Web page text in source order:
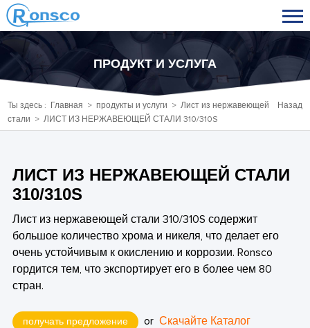
ПРОДУКТ И УСЛУГА
Назад
Ты здесь : Главная > продукты и услуги >Лист из нержавеющей
стали
> ЛИСТ ИЗ НЕРЖАВЕЮЩЕЙ СТАЛИ 310/310S
ЛИСТ ИЗ НЕРЖАВЕЮЩЕЙ СТАЛИ
310/310S
Лист из нержавеющей стали 310/310S содержит
большое количество хрома и никеля, что делает его
очень устойчивым к окислению и коррозии. Ronsco
гордится тем, что экспортирует его в более чем 80
стран.
получать предложение or Скачайте Каталог